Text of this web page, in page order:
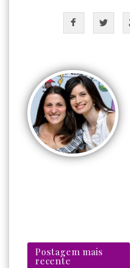
Postagem mais
recente